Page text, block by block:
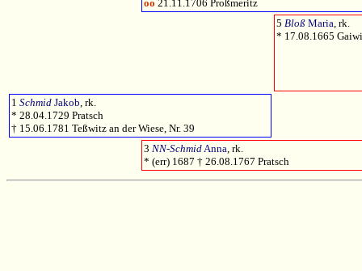
oo 21.11.1706 Proßmeritz
5 Bloß Maria, rk.
* 17.08.1665
1 Schmid Jakob, rk.
* 28.04.1729 Pratsch
† 15.06.1781 Teßwitz an der Wiese, Nr. 39
3 NN-SchmidAnna, rk.
* (err) 1687 † 26.08.1767 Pratsch